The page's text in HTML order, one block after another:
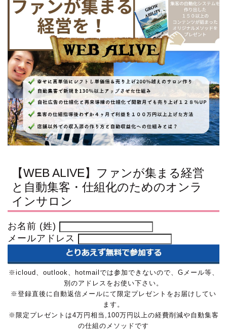
【WEB ALIVE】ファンが集まる経営
と自動集客・仕組化のためのオンラ
インサロン
お名前 (姓)
メールアドレス
※icloud、outlook、hotmailでは参加できないので、Gメール等、
別のアドレスをお使い下さい。
※登録直後に自動返信メールにて限定プレゼントをお届けしてい
ます。
※限定プレゼントは4万円相当,100万円以上の経費削減や自動集客
の仕組のメソッドです